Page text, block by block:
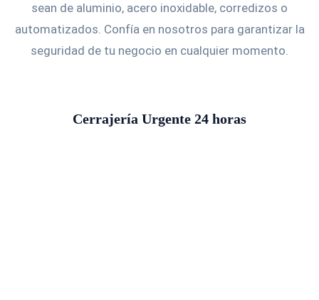
sean de aluminio, acero inoxidable, corredizos o
automatizados. Confía en nosotros para garantizar la
seguridad de tu negocio en cualquier momento.
Cerrajería Urgente 24 horas